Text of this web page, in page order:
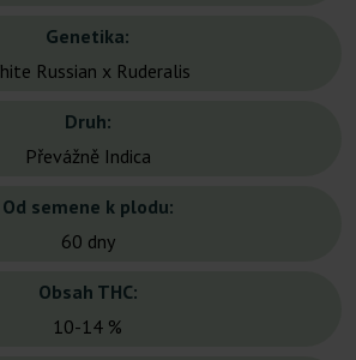
Genetika:
Russian x Ruderalis
Druh:
Převážně Indica
Od semene k plodu:
60 dny
Obsah THC:
10-14 %